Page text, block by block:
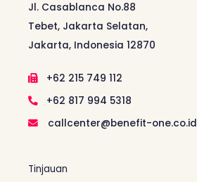
Jl. Casablanca No.88
Tebet, Jakarta Selatan,
Jakarta, Indonesia 12870
+62 215 749 112
+62 817 994 5318
callcenter@benefit-one.co.id
Tinjauan